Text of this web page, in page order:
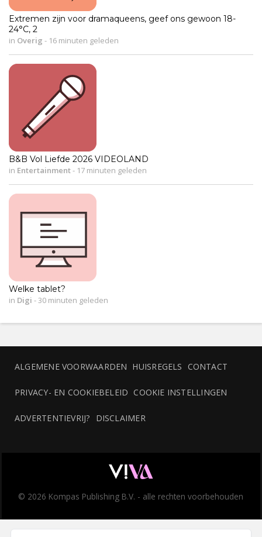
Extremen zijn voor dramaqueens, geef ons gewoon 18-
24°C, 2
in Overig - 16 minuten geleden
B&B Vol Liefde 2026 VIDEOLAND
in Entertainment- 17 minuten geleden
Welke tablet?
in Digi -30 minuten geleden
ALGEMENE VOORWAARDEN HUISREGELS CONTACT
PRIVACY- EN COOKIEBELEID COOKIE INSTELLINGEN
ADVERTENTIEVRIJ? DISCLAIMER
© 2026 Kompas Publishing B.V. - alle rechten voorbehouden